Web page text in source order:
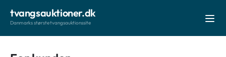
tvangsauktioner.dk
Danmarks største tvangsauktionssite